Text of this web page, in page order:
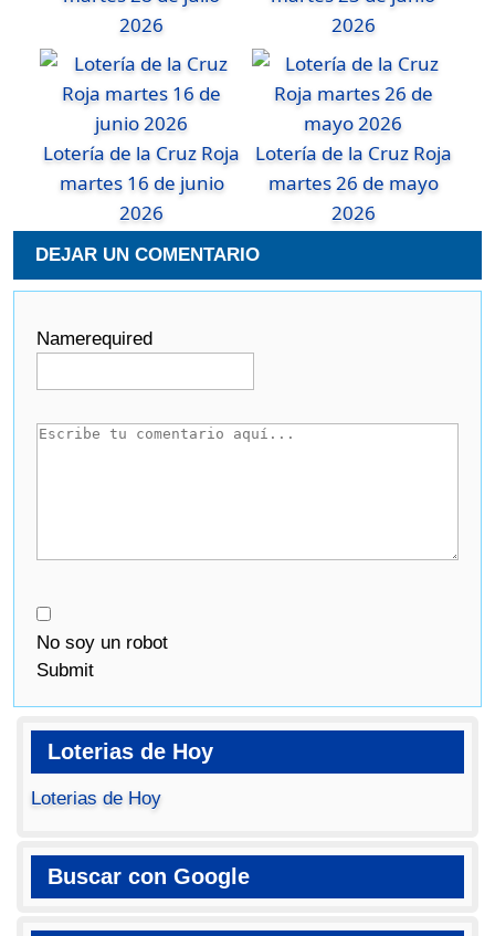
2026
2026
Lotería de la Cruz Roja
martes 16 de junio
2026
Lotería de la Cruz Roja
martes 26 de mayo
2026
DEJAR UN COMENTARIO
Namerequired
No soy un robot
Submit
Loterias de Hoy
Loterias de Hoy
Buscar con Google